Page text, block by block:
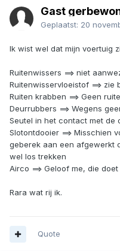
Gast
Geplaatst: 20
Ik wist wel dat mijn voertuig
Ruitenwissers ==> niet
Ruitenwisservloeistof ==> zie
Ruiten krabben ==> Geen
Deurrubbers ==> Wegens
Seutel in het contact met de
Slotontdooier ==> Misschien
geberek aan een afgewerkt
wel los trekken
Airco ==> Geloof me, die
Rara wat rij ik.
Quote